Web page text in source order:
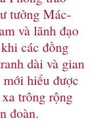
tưởng Mác-
và lãnh đạo
các đồng
dài và gian
hiểu được
trông rộng
đoàn.